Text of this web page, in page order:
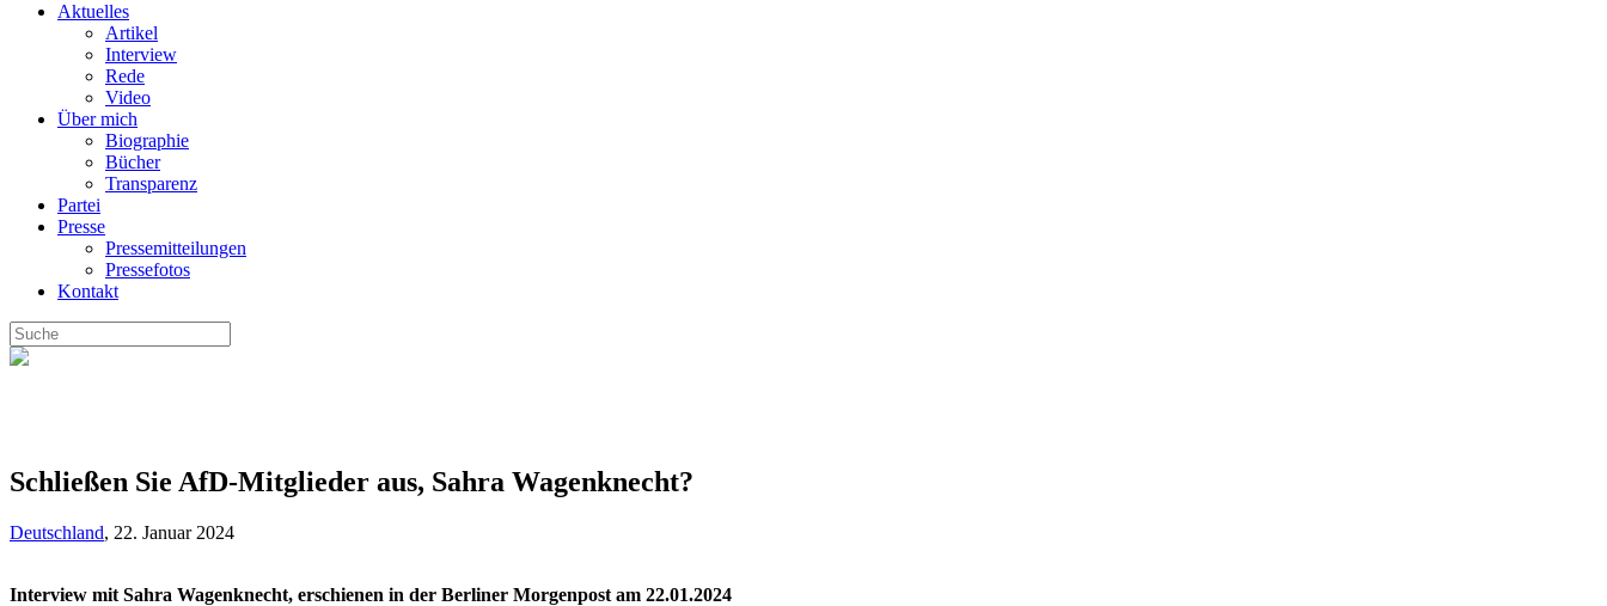
Aktuelles
Artikel
Interview
Rede
Video
Über mich
Biographie
Bücher
Transparenz
Partei
Presse
Pressemitteilungen
Pressefotos
Kontakt
Schließen Sie AfD-Mitglieder aus, Sahra Wagenknecht?
Deutschland, 22. Januar 2024
Interview mit Sahra Wagenknecht, erschienen in der Berliner Morgenpost am 22.01.2024